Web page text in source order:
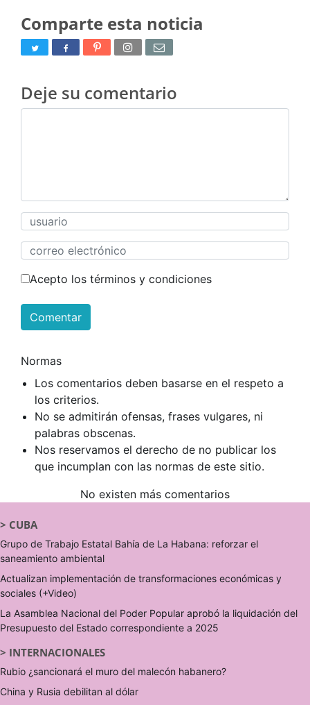
Comparte esta noticia
Deje su comentario
Acepto los términos y condiciones
Comentar
Normas
Los comentarios deben basarse en el respeto a
los criterios.
No se admitirán ofensas, frases vulgares, ni
palabras obscenas.
Nos reservamos el derecho de no publicar los
que incumplan con las normas de este sitio.
No existen más comentarios
> CUBA
Grupo de Trabajo Estatal Bahía de La Habana: reforzar el
saneamiento ambiental
Actualizan implementación de transformaciones económicas y
sociales (+Video)
La Asamblea Nacional del Poder Popular aprobó la liquidación del
Presupuesto del Estado correspondiente a 2025
> INTERNACIONALES
Rubio ¿sancionará el muro del malecón habanero?
China y Rusia debilitan al dólar